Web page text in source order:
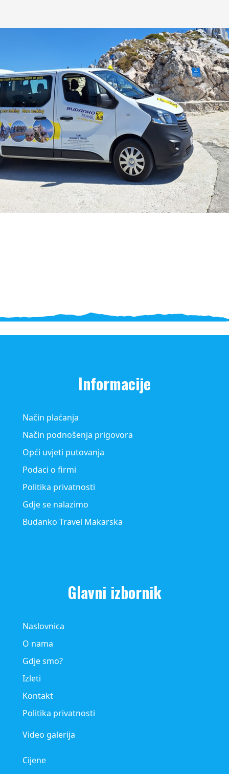
Informacije
Način plaćanja
Način podnošenja prigovora
Opći uvjeti putovanja
Podaci o firmi
Politika privatnosti
Gdje se nalazimo
Budanko Travel Makarska
Glavni izbornik
Naslovnica
O nama
Gdje smo?
Izleti
Kontakt
Politika privatnosti
Video galerija
Cijene